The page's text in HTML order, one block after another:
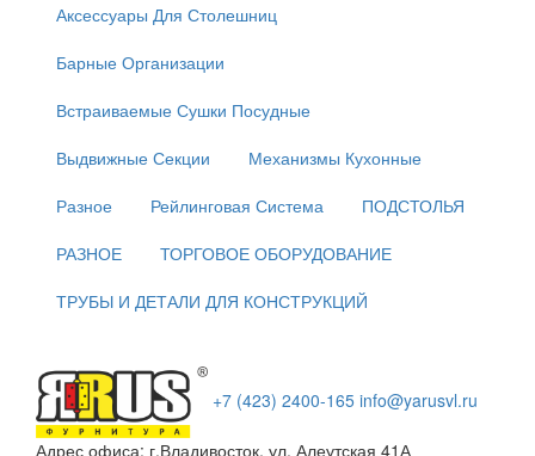
Аксессуары Для Столешниц
Барные Организации
Встраиваемые Сушки Посудные
Выдвижные Секции
Механизмы Кухонные
Разное
Рейлинговая Система
ПОДСТОЛЬЯ
РАЗНОЕ
ТОРГОВОЕ ОБОРУДОВАНИЕ
ТРУБЫ И ДЕТАЛИ ДЛЯ КОНСТРУКЦИЙ
+7 (423) 2400-165 info@yarusvl.ru
Адрес офиса: г.Владивосток, ул. Алеутская 41А